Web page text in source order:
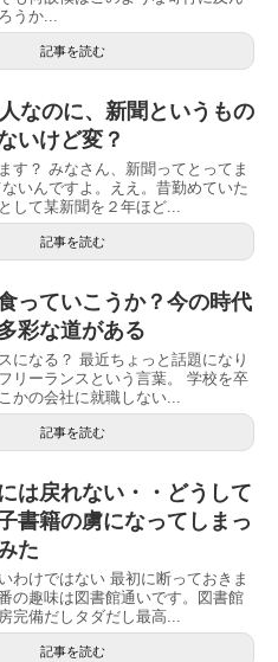
うか...
記事を読む
なのに、新聞というもの
いけど変？
す？ みなさん、新聞ってとってま
いんですよ。ええ。昔勤めていた
して某新聞を２年ほど...
記事を読む
っていこうか？今の時代
彩な道がある
になる？ 最近ちょっと話題になり
リーランスという言葉。 学校を卒
かの会社に就職しない...
記事を読む
は戻れない・・どうして
書籍の虜になってしまっ
た
わけではない 最初に断っておきま
の趣味は図書館通いです。図書館
完備だしタダだし最高...
記事を読む